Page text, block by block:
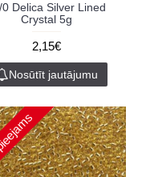
0 Delica Silver Lined
Crystal 5g
2,15€
Nosūtīt jautājumu